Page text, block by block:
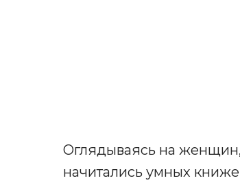
Оглядываясь на
начитались умных